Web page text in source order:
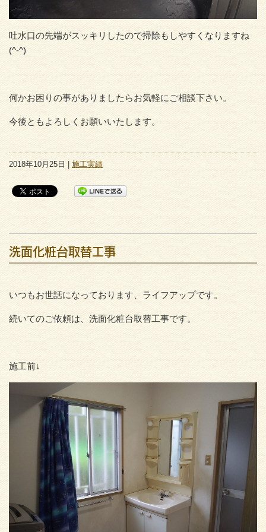
吐水口の先端がスッキリしたので掃除もしやすくなりますね
(^-^)
何かお困りの事がありましたらお気軽にご相談下さい。
今後ともよろしくお願いいたします。
2018年10月25日 |施工実績
洗面化粧台取替工事
いつもお世話になっております、ライフアップです。
続いてのご依頼は、洗面化粧台取替工事です。
施工前↓